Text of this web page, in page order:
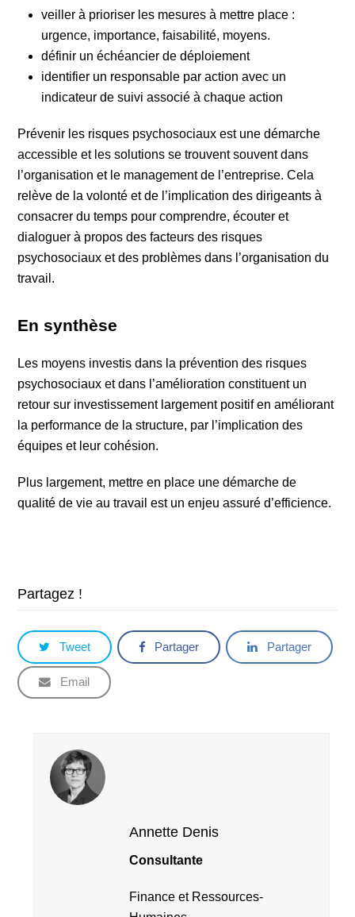
veiller à prioriser les mesures à mettre place :
urgence, importance, faisabilité, moyens.
définir un échéancier de déploiement
identifier un responsable par action avec un
indicateur de suivi associé à chaque action
Prévenir les risques psychosociaux est une démarche
accessible et les solutions se trouvent souvent dans
l’organisation et le management de l’entreprise. Cela
relève de la volonté et de l’implication des dirigeants à
consacrer du temps pour comprendre, écouter et
dialoguer à propos des facteurs des risques
psychosociaux et des problèmes dans l’organisation du
travail.
En synthèse
Les moyens investis dans la prévention des risques
psychosociaux et dans l’amélioration constituent un
retour sur investissement largement positif en améliorant
la performance de la structure, par l’implication des
équipes et leur cohésion.
Plus largement, mettre en place une démarche de
qualité de vie au travail est un enjeu assuré d’efficience.
Partagez !
Tweet Partager Partager
Email
Annette Denis
Consultante
Finance et Ressources-